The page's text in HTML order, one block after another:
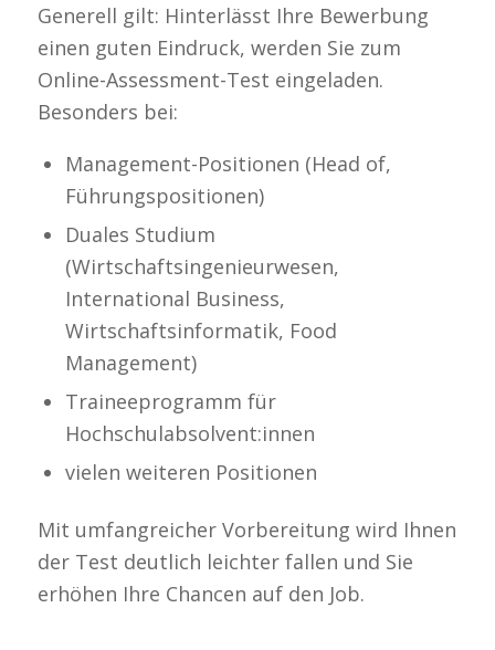
Generell gilt: Hinterlässt Ihre Bewerbung
einen guten Eindruck, werden Sie zum
Online-Assessment-Test eingeladen.
Besonders bei:
Management-Positionen (Head of,
Führungspositionen)
Duales Studium
(Wirtschaftsingenieurwesen,
International Business,
Wirtschaftsinformatik, Food
Management)
Traineeprogramm für
Hochschulabsolvent:innen
vielen weiteren Positionen
Mit umfangreicher Vorbereitung wird Ihnen
der Test deutlich leichter fallen und Sie
erhöhen Ihre Chancen auf den Job.